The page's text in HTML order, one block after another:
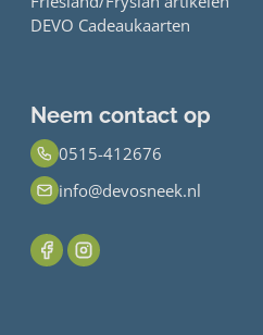
DEVO Cadeaukaarten
Neem contact op
0515-412676
info@devosneek.nl